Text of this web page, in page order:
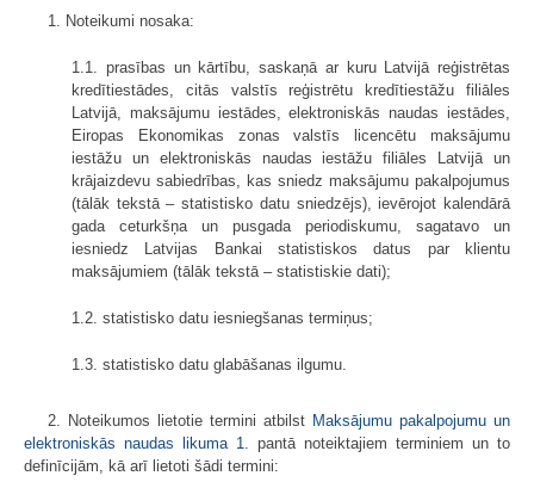
1. Noteikumi nosaka:
1.1. prasības un kārtību, saskaņā ar kuru Latvijā reģistrētas
kredītiestādes, citās valstīs reģistrētu kredītiestāžu filiāles
Latvijā, maksājumu iestādes, elektroniskās naudas iestādes,
Eiropas Ekonomikas zonas valstīs licencētu maksājumu
iestāžu un elektroniskās naudas iestāžu filiāles Latvijā un
krājaizdevu sabiedrības, kas sniedz maksājumu pakalpojumus
(tālāk tekstā – statistisko datu sniedzējs), ievērojot kalendārā
gada ceturkšņa un pusgada periodiskumu, sagatavo un
iesniedz Latvijas Bankai statistiskos datus par klientu
maksājumiem (tālāk tekstā – statistiskie dati);
1.2. statistisko datu iesniegšanas termiņus;
1.3. statistisko datu glabāšanas ilgumu.
2. Noteikumos lietotie termini atbilst Maksājumu pakalpojumu un
elektroniskās naudas likuma 1.
pantā noteiktajiem terminiem un to
definīcijām, kā arī lietoti šādi termini: